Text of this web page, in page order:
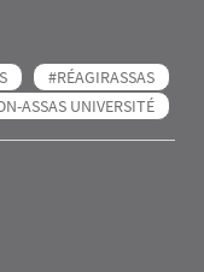
#RÉAGIRASSAS
ASSAS UNIVERSITÉ